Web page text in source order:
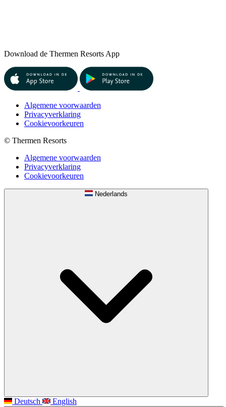
Download de Thermen Resorts App
Algemene voorwaarden
Privacyverklaring
Cookievoorkeuren
© Thermen Resorts
Algemene voorwaarden
Privacyverklaring
Cookievoorkeuren
Nederlands
Deutsch English